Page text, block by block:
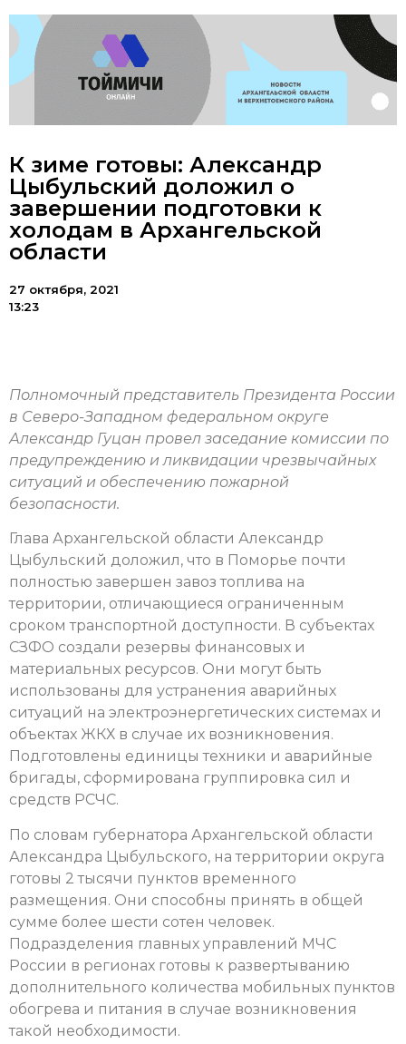
К зиме готовы: Александр
Цыбульский доложил о
завершении подготовки к
холодам в Архангельской
области
27 октября, 2021
13:23
Полномочный представитель Президента России
в Северо-Западном федеральном округе
Александр Гуцан провел заседание комиссии по
предупреждению и ликвидации чрезвычайных
ситуаций и обеспечению пожарной
безопасности.
Глава Архангельской области Александр
Цыбульский доложил, что в Поморье почти
полностью завершен завоз топлива на
территории, отличающиеся ограниченным
сроком транспортной доступности. В субъектах
СЗФО создали резервы финансовых и
материальных ресурсов. Они могут быть
использованы для устранения аварийных
ситуаций на электроэнергетических системах и
объектах ЖКХ в случае их возникновения.
Подготовлены единицы техники и аварийные
бригады, сформирована группировка сил и
средств РСЧС.
По словам губернатора Архангельской области
Александра Цыбульского, на территории округа
готовы 2 тысячи пунктов временного
размещения. Они способны принять в общей
сумме более шести сотен человек.
Подразделения главных управлений МЧС
России в регионах готовы к развертыванию
дополнительного количества мобильных пунктов
обогрева и питания в случае возникновения
такой необходимости.